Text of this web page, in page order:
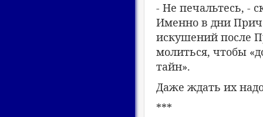
- Не печальтесь, -
Именно в дни
искушений после
молиться, чтобы
тайн».
Даже ждать их
***